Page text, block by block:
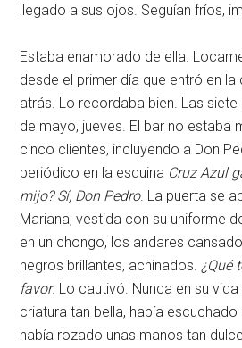
llegado a sus ojos. Seguían fríos,
Estaba enamorado de ella.
desde el primer día que entró en
atrás. Lo recordaba bien. Las siete
de mayo, jueves. El bar no estaba
cinco clientes, incluyendo a Don
periódico en la esquina Cruz Azul
mijo? Sí, Don Pedro. La puerta se
Mariana, vestida con su uniforme
en un chongo, los andares
negros brillantes, achinados. ¿Qué
favor. Lo cautivó. Nunca en su
criatura tan bella, había escuchado
había rozado unas manos tan